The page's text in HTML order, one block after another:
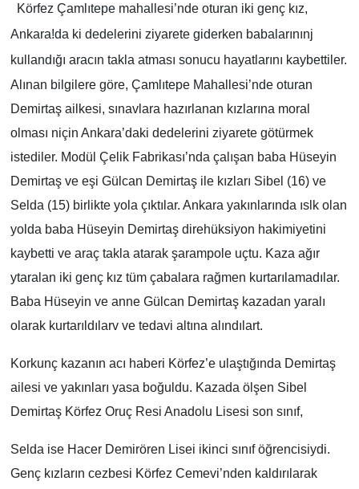
Körfez Çamlıtepe mahallesi’nde oturan iki genç kız,
Ankara!da ki dedelerini ziyarete giderken babalarınınj
kullandığı aracın takla atması sonucu hayatlarını kaybettiler.
Alınan bilgilere göre, Çamlıtepe Mahallesi’nde oturan
Demirtaş ailkesi, sınavlara hazırlanan kızlarına moral
olması niçin Ankara’daki dedelerini ziyarete götürmek
istediler. Modül Çelik Fabrikası’nda çalışan baba Hüseyin
Demirtaş ve eşi Gülcan Demirtaş ile kızları Sibel (16) ve
Selda (15) birlikte yola çıktılar. Ankara yakınlarında ıslk olan
yolda baba Hüseyin Demirtaş direhüksiyon hakimiyetini
kaybetti ve araç takla atarak şarampole uçtu. Kaza ağır
ytaralan iki genç kız tüm çabalara rağmen kurtarılamadılar.
Baba Hüseyin ve anne Gülcan Demirtaş kazadan yaralı
olarak kurtarıldılarv ve tedavi altına alındılart.
Korkunç kazanın acı haberi Körfez’e ulaştığında Demirtaş
ailesi ve yakınları yasa boğuldu. Kazada ölşen Sibel
Demirtaş Körfez Oruç Resi Anadolu Lisesi son sınıf,
Selda ise Hacer Demirören Lisei ikinci sınıf öğrencisiydi.
Genç kızların cezbesi Körfez Cemevi’nden kaldırılarak